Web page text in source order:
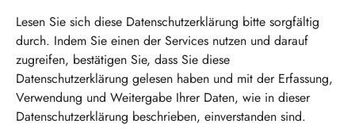
Lesen Sie sich diese Datenschutzerklärung bitte sorgfältig
durch. Indem Sie einen der Services nutzen und darauf
zugreifen, bestätigen Sie, dass Sie diese
Datenschutzerklärung gelesen haben und mit der Erfassung,
Verwendung und Weitergabe Ihrer Daten, wie in dieser
Datenschutzerklärung beschrieben, einverstanden sind.